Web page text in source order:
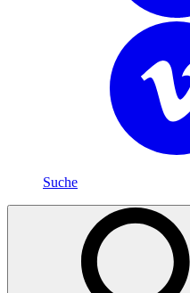
Suche